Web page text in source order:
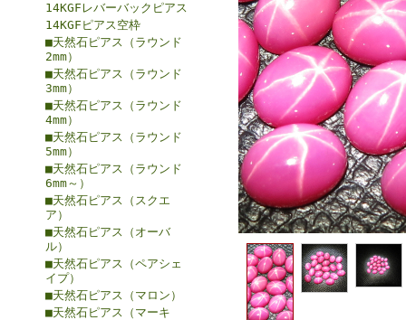
14KGFレバーバックピアス
14KGFピアス空枠
■天然石ピアス（ラウンド
2mm）
■天然石ピアス（ラウンド
3mm）
■天然石ピアス（ラウンド
4mm）
■天然石ピアス（ラウンド
5mm）
■天然石ピアス（ラウンド
6mm～）
■天然石ピアス（スクエ
ア）
■天然石ピアス（オーバ
ル）
■天然石ピアス（ペアシェ
イプ）
■天然石ピアス（マロン）
■天然石ピアス（マーキ